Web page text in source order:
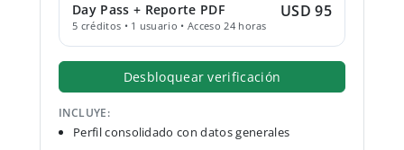
Day Pass + Reporte PDF
5 créditos • 1 usuario • Acceso 24 horas
USD 95
Desbloquear verificación
INCLUYE:
Perfil consolidado con datos generales